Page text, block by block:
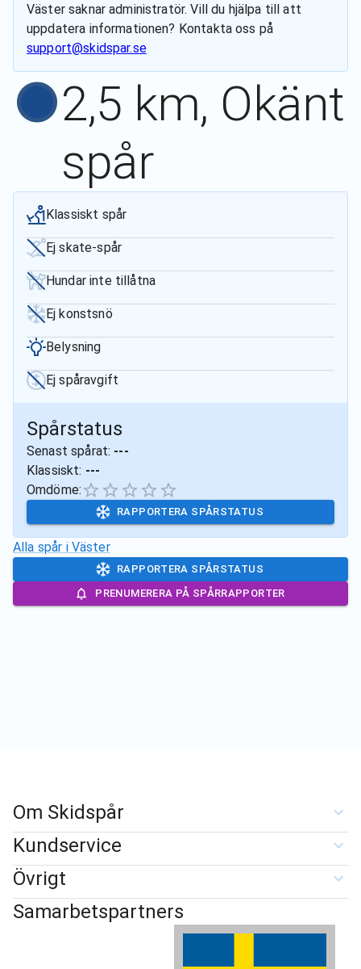
Västersaknar administratör. Vill du hjälpa till att
uppdatera informationen? Kontakta oss på
support@skidspar.se
2,5 km, Okänt
spår
Klassiskt spår
Ej skate-spår
Hundar inte tillåtna
Ej konstsnö
Belysning
Ej spåravgift
Spårstatus
Senast spårat: ---
Klassiskt: ---
Omdöme:
RAPPORTERA SPÅRSTATUS
Alla spår i Väster
RAPPORTERA SPÅRSTATUS
PRENUMERERA PÅ SPÅRRAPPORTER
Om Skidspår
Kundservice
Övrigt
Samarbetspartners